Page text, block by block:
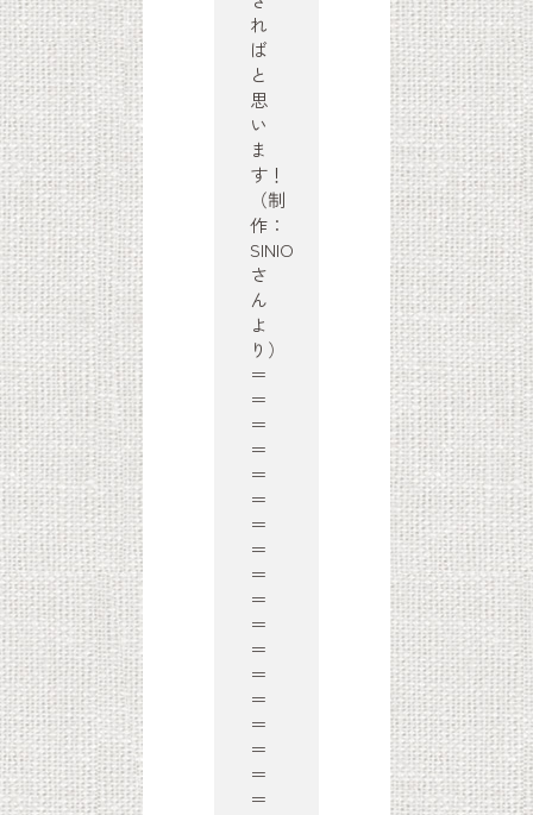
れ
ば
と
思
い
ま
す！
（制
作：
SINIO
さ
ん
よ
り）
＝
＝
＝
＝
＝
＝
＝
＝
＝
＝
＝
＝
＝
＝
＝
＝
＝
＝